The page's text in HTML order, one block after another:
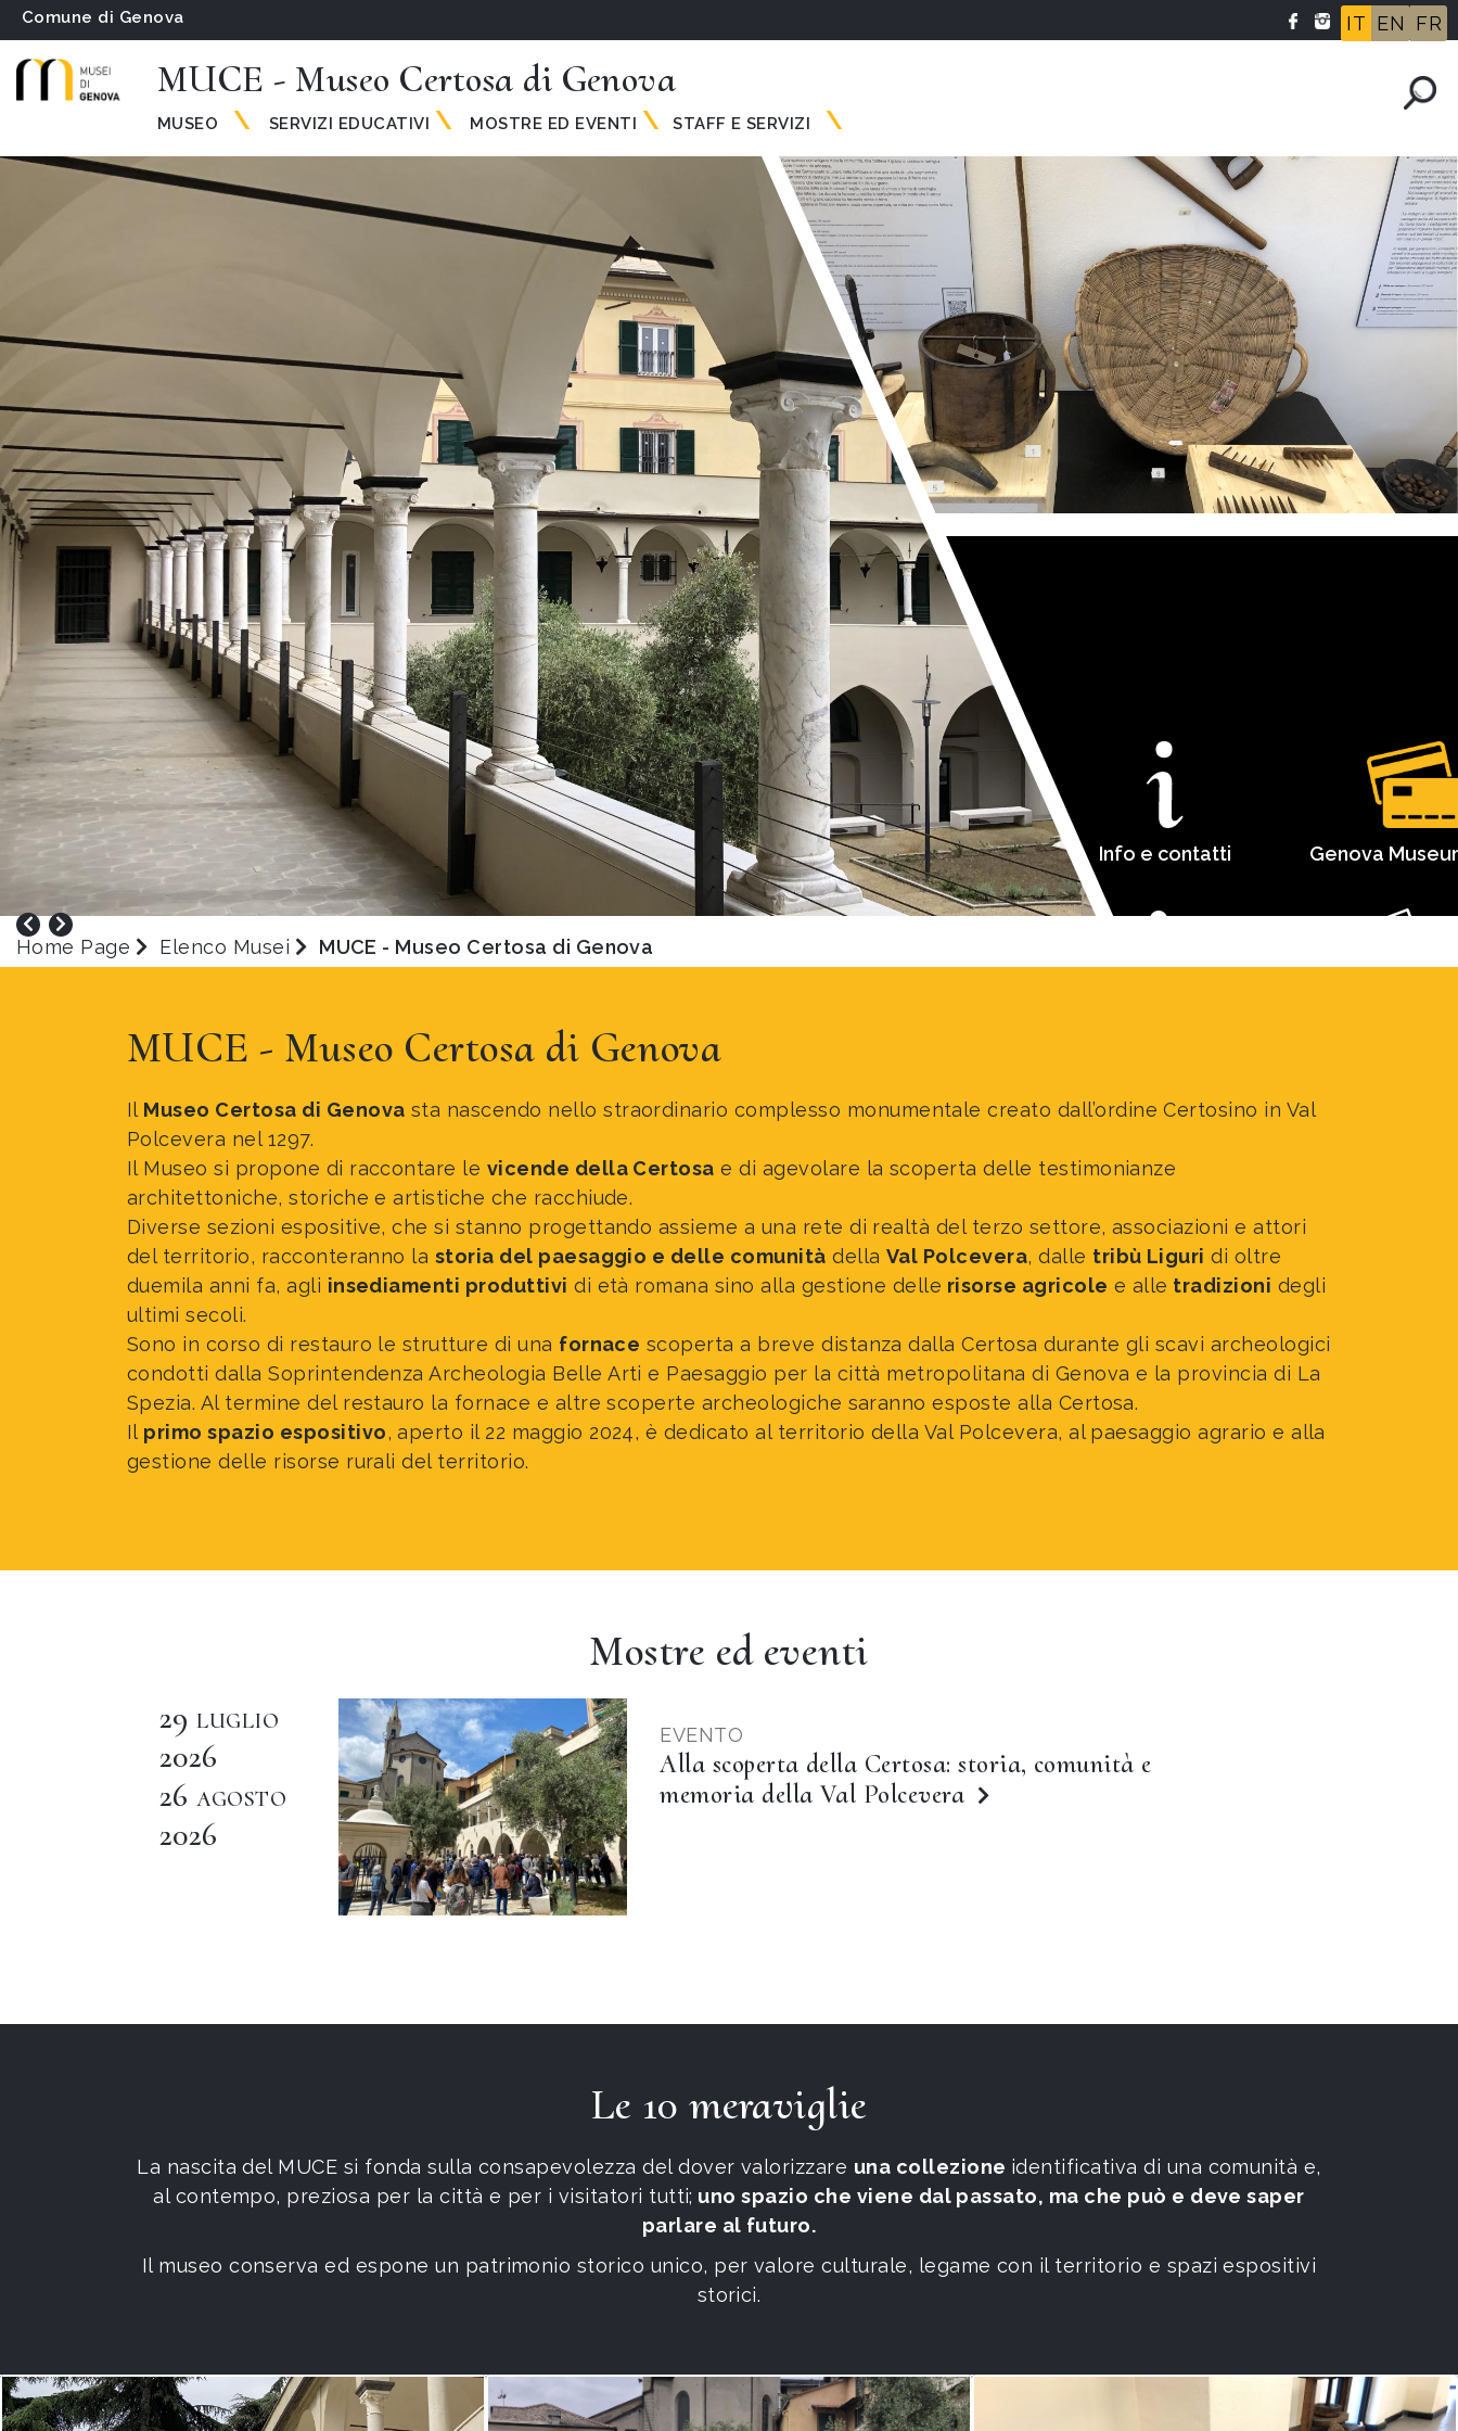
Comune di Genova IT EN FR
MUCE - Museo Certosa di Genova
MUSEO SERVIZI EDUCATIVI MOSTRE ED EVENTI STAFF E SERVIZI
Info e contatti Genova
Home Page Elenco Musei MUCE - Museo Certosa di Genova
MUCE - Museo Certosa di Genova
Il Museo Certosa di Genova sta nascendo nello straordinario complesso monumentale creato dall’ordine Certosino in Val
Polcevera nel 1297.
Il Museo si propone di raccontare le vicende della Certosa e di agevolare la scoperta delle testimonianze
architettoniche, storiche e artistiche che racchiude.
Diverse sezioni espositive, che si stanno progettando assieme a una rete di realtà del terzo settore, associazioni e attori
del territorio, racconteranno la storia del paesaggio e delle comunità della Val Polcevera, dalle tribù Liguri di oltre
duemila anni fa, agli insediamenti produttivi di età romana sino alla gestione delle risorse agricole e alle tradizioni degli
ultimi secoli.
Sono in corso di restauro le strutture di una fornace scoperta a breve distanza dalla Certosa durante gli scavi archeologici
condotti dalla Soprintendenza Archeologia Belle Arti e Paesaggio per la città metropolitana di Genova e la provincia di La
Spezia. Al termine del restauro la fornace e altre scoperte archeologiche saranno esposte alla Certosa.
Il primo spazio espositivo, aperto il 22 maggio 2024, è dedicato al territorio della Val Polcevera, al paesaggio agrario e alla
gestione delle risorse rurali del territorio.
Mostre ed eventi
29LUGLIO
2026
26AGOSTO
2026
EVENTO
Alla scoperta della Certosa: storia, comunità e
memoria della Val Polcevera
Le 10 meraviglie
La nascita del MUCE si fonda sulla consapevolezza del dover valorizzare una collezione identificativa di una comunità e,
al contempo, preziosa per la città e per i visitatori tutti; uno spazio che viene dal passato, ma che può e deve saper
parlare al futuro.
Il museo conserva ed espone un patrimonio storico unico, per valore culturale, legame con il territorio e spazi espositivi
storici.